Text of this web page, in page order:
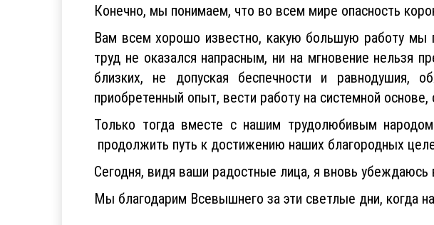
Конечно, мы понимаем, что во всем мире опасность
Вам всем хорошо известно, какую большую работу мы
труд не оказался напрасным, ни на мгновение нельзя
близких, не допуская беспечности и равнодушия,
приобретенный опыт, вести работу на системной
Только тогда вместе с нашим трудолюбивым
продолжить путь к достижению наших благородных
Сегодня, видя ваши радостные лица, я вновь
Мы благодарим Всевышнего за эти светлые дни, когда